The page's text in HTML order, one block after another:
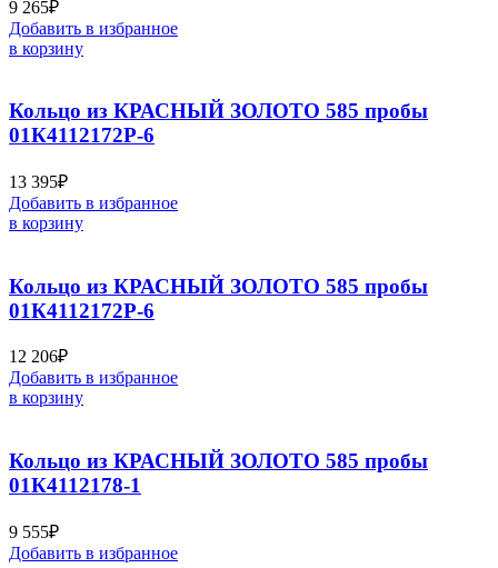
9 265₽
Добавить в избранное
в корзину
Кольцо из КРАСНЫЙ ЗОЛОТО 585 пробы
01К4112172Р-6
13 395₽
Добавить в избранное
в корзину
Кольцо из КРАСНЫЙ ЗОЛОТО 585 пробы
01К4112172Р-6
12 206₽
Добавить в избранное
в корзину
Кольцо из КРАСНЫЙ ЗОЛОТО 585 пробы
01К4112178-1
9 555₽
Добавить в избранное